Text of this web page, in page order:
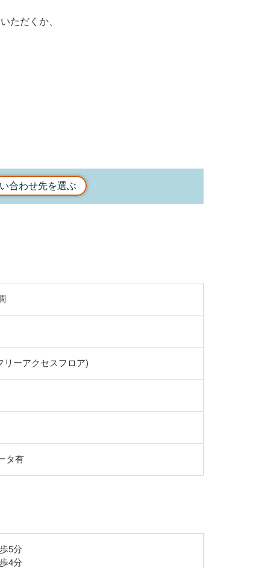
ただくか、
合わせ先を選ぶ
リーアクセスフロア)
タ有
5分
4分